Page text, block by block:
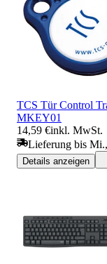
TCS Tür Control
MKEY01
14,59 €inkl. MwSt.
Lieferung bis
Details anzeigen